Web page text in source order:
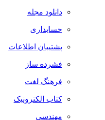
دانلود مجله
حسابداری
پشتیبان اطلاعات
فشرده ساز
فرهنگ لغت
کتاب الکترونیک
مهندسی